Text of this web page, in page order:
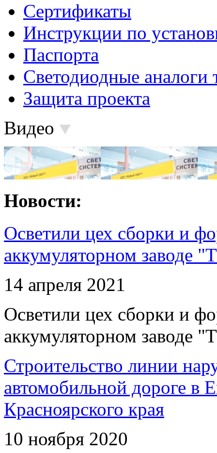
Сертификаты
Инструкции по
Паспорта
Светодиодные аналоги
Защита проекта
Видео
Новости:
Осветили цех сборки и
аккумуляторном заводе
14 апреля 2021
Осветили цех сборки и
аккумуляторном заводе
Строительство линии
автомобильной дороге в
Красноярского края
10 ноября 2020